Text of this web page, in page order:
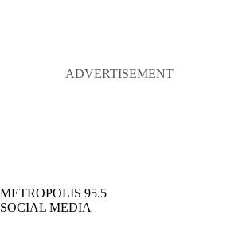
METROPOLIS 95.5
SOCIAL MEDIA